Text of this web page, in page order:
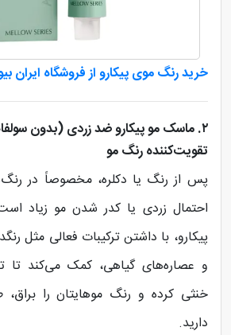
خرید رنگ موی پیکارو از فروشگاه ایران
۲. ماسک مو پیکارو ضد زردی (بدون
تقویت‌کننده رنگ مو
پس از رنگ یا دکلره، مخصوصاً در
احتمال زردی یا کدر شدن مو زیاد
پیکارو، با داشتن ترکیبات فعالی مثل
و عصاره‌های گیاهی، کمک می‌کند تا
خنثی کرده و رنگ موهایتان را
دارید.